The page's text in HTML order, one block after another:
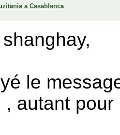
a Casablanca
le
, autant